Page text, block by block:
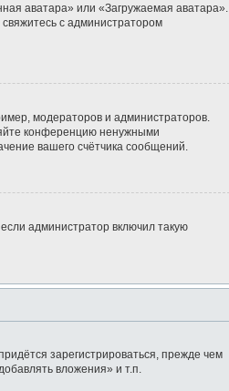
аватара» или «Загружаемая аватара».
с администратором
модераторов и администраторов.
конференцию ненужными
вашего счётчика сообщений.
администратор включил такую
зарегистрироваться, прежде чем
вложения» и т.п.